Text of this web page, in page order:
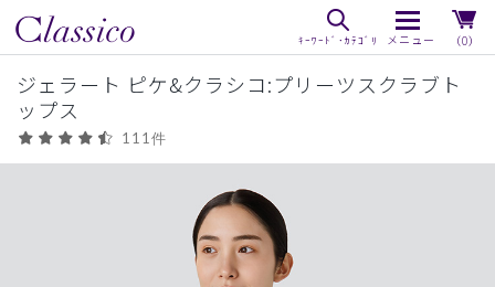
（0）
ジェラート ピケ&クラシコ:プリーツスクラブト
ップス
111件